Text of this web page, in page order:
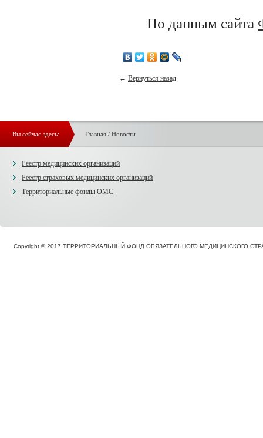
По данным сайта
← Вернуться назад
Вы сейчас здесь: Главная/ Новости
Реестр медицинских организаций
Реестр страховых медицинских организаций
Территориальные фонды ОМС
Copyright © 2017 ТЕРРИТОРИАЛЬНЫЙ ФОНД ОБЯЗАТЕЛЬНОГО МЕДИЦИНСКОГО